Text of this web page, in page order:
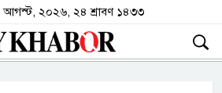
আগস্ট, ২০২৬, ২৪ শ্রাবণ ১৪৩৩